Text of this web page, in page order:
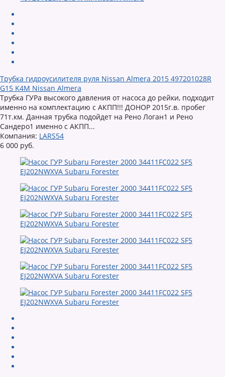
Трубка гидроусилителя руля Nissan Almera 2015 497201028R
G15 K4M Nissan Almera
Трубка ГУРа высокого давления от насоса до рейки, подходит
именно на комплектацию с АКПП!!! ДОНОР 2015г.в. пробег
71т.км. Данная трубка подойдет на Рено Логан1 и Рено
Сандеро1 именно с АКПП...
Компания: LARS54
6 000 руб.